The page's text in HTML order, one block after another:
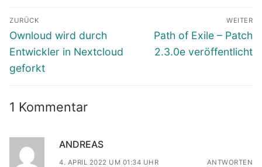
Beitragsnavigation
ZURÜCK
Vorheriger
Beitrag:
Ownloud wird durch
Entwickler in Nextcloud
geforkt
WEITER
Nächster
Beitrag:
Path of Exile – Patch
2.3.0e veröffentlicht
1 Kommentar
ANDREAS
4. APRIL 2022 UM 01:34 UHR ANTWORTEN